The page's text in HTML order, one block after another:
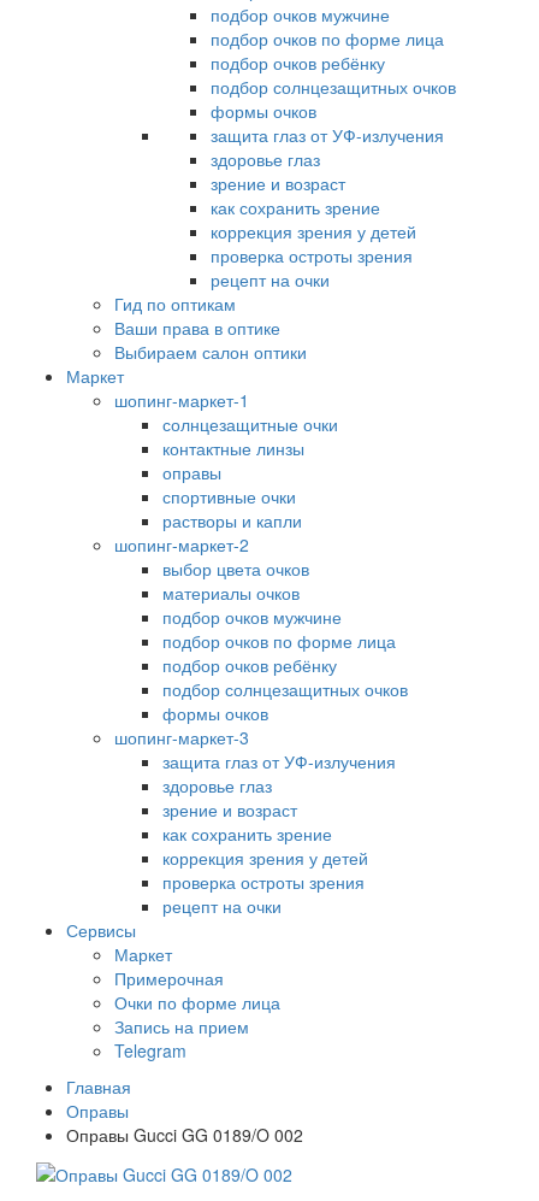
подбор очков мужчине
подбор очков по форме лица
подбор очков ребёнку
подбор солнцезащитных очков
формы очков
защита глаз от УФ-излучения
здоровье глаз
зрение и возраст
как сохранить зрение
коррекция зрения у детей
проверка остроты зрения
рецепт на очки
Гид по оптикам
Ваши права в оптике
Выбираем салон оптики
Маркет
шопинг-маркет-1
солнцезащитные очки
контактные линзы
оправы
спортивные очки
растворы и капли
шопинг-маркет-2
выбор цвета очков
материалы очков
подбор очков мужчине
подбор очков по форме лица
подбор очков ребёнку
подбор солнцезащитных очков
формы очков
шопинг-маркет-3
защита глаз от УФ-излучения
здоровье глаз
зрение и возраст
как сохранить зрение
коррекция зрения у детей
проверка остроты зрения
рецепт на очки
Сервисы
Маркет
Примерочная
Очки по форме лица
Запись на прием
Telegram
Главная
Оправы
Оправы Gucci GG 0189/O 002